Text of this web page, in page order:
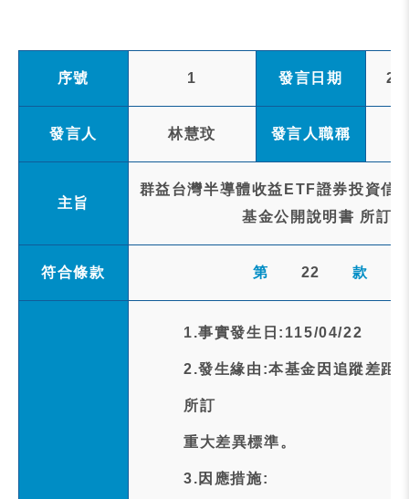
序號 1 發言日期
發言人 林慧玟 發言人職稱
主旨
群益台灣半導體收益ETF證券投資信
基金公開說明書 所訂
符合條款 第 22 款
1.事實發生日:115/04/22
2.發生緣由:本基金因追蹤差
所訂
重大差異標準。
3.因應措施: